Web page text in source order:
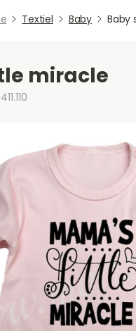
Textiel Baby Baby
miracle